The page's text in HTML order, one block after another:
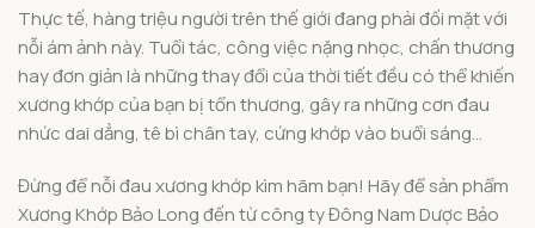
Thực tế, hàng triệu người trên thế giới đang phải đối mặt với
nỗi ám ảnh này. Tuổi tác, công việc nặng nhọc, chấn thương
hay đơn giản là những thay đổi của thời tiết đều có thể khiến
xương khớp của bạn bị tổn thương, gây ra những cơn đau
nhức dai dẳng, tê bì chân tay, cứng khớp vào buổi sáng…
Đừng để nỗi đau xương khớp kìm hãm bạn! Hãy để sản phẩm
Xương Khớp Bảo Long đến từ công ty Đông Nam Dược Bảo